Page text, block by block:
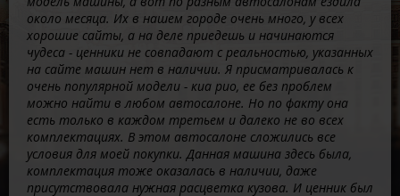
около месяца. Их в нашем городе очень много, у всех
хорошие сайты, а на деле приедешь и начинаются
чудеса - ценники не совпадают с реальностью, указанных
на сайте машин нет в наличии. Я присматривалась к
очень популярной модели - киа рио, ее без проблем
можно найти в любом автосалоне. Но по факту она
есть только в каждом третьем и далеко не во всех
комплектациях. В этом автосалоне сложились все
условия для моей покупки. Данная машина здесь была,
комплектация тоже оказалась в наличии, даже
присутствовала нужная расцветка кузова. И ценник был